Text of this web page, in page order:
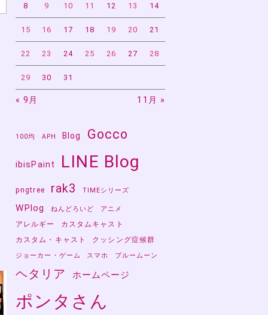
8 9 10 11 12 13 14
15 16 17 18 19 20 21
22 23 24 25 26 27 28
29 30 31
« 9月 11月 »
100均 APH Blog Gocco
ibisPaint LINE Blog
pngtree rak3 TIMEシリーズ
WPlog ねんどろいど アニメ
アレルギー
カスタムキャスト
カスタム・キャスト
クッシング症候群
ジョーカー・ゲーム スマホ ブルームーン
ヘタリア ホームページ
ポンタさん